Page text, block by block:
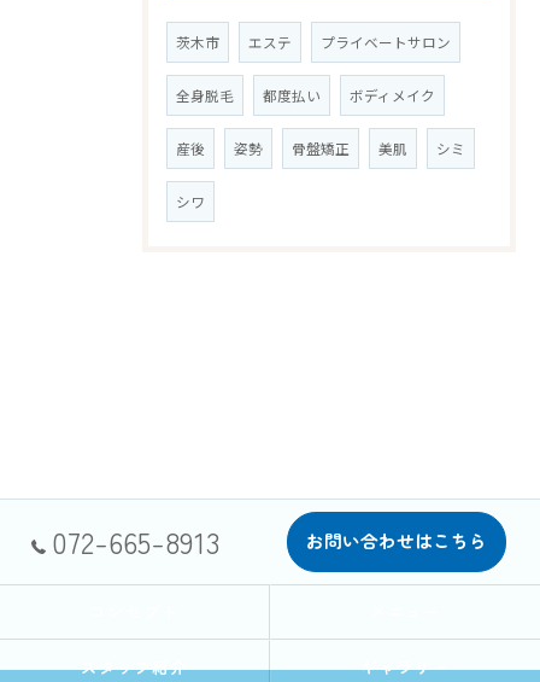
茨木市 エステ プライベートサロン
全身脱毛 都度払い ボディメイク
産後 姿勢 骨盤矯正 美肌 シミ
シワ
072-665-8913 お問い合わせはこちら
スタッフ紹介 ギャラリー